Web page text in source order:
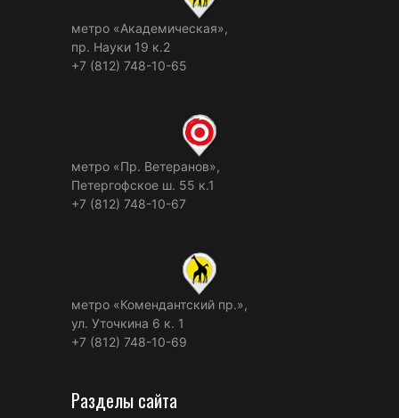
метро «Академическая»,
пр. Науки 19 к.2
+7 (812) 748-10-65
метро «Пр. Ветеранов»,
Петергофское ш. 55 к.1
+7 (812) 748-10-67
метро «Комендантский пр.»,
ул. Уточкина 6 к. 1
+7 (812) 748-10-69
Разделы сайта